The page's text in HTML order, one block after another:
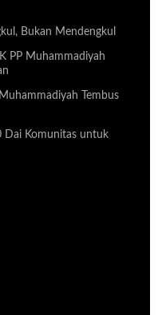
Bukan Mendengkul
PP Muhammadiyah
Tembus
Dai Komunitas untuk